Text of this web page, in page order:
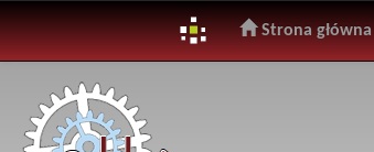
navigation
Strona główna